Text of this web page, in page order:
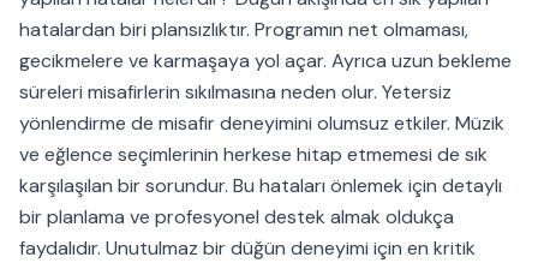
hatalardan biri plansızlıktır. Programın net olmaması,
gecikmelere ve karmaşaya yol açar. Ayrıca uzun bekleme
süreleri misafirlerin sıkılmasına neden olur. Yetersiz
yönlendirme de misafir deneyimini olumsuz etkiler. Müzik
ve eğlence seçimlerinin herkese hitap etmemesi de sık
karşılaşılan bir sorundur. Bu hataları önlemek için detaylı
bir planlama ve profesyonel destek almak oldukça
faydalıdır. Unutulmaz bir düğün deneyimi için en kritik